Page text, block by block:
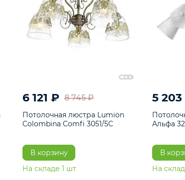
₽
Praga
6 121 ₽
Потолочная люстра Lumion
Colombina Comfi 3051/5C
На складе